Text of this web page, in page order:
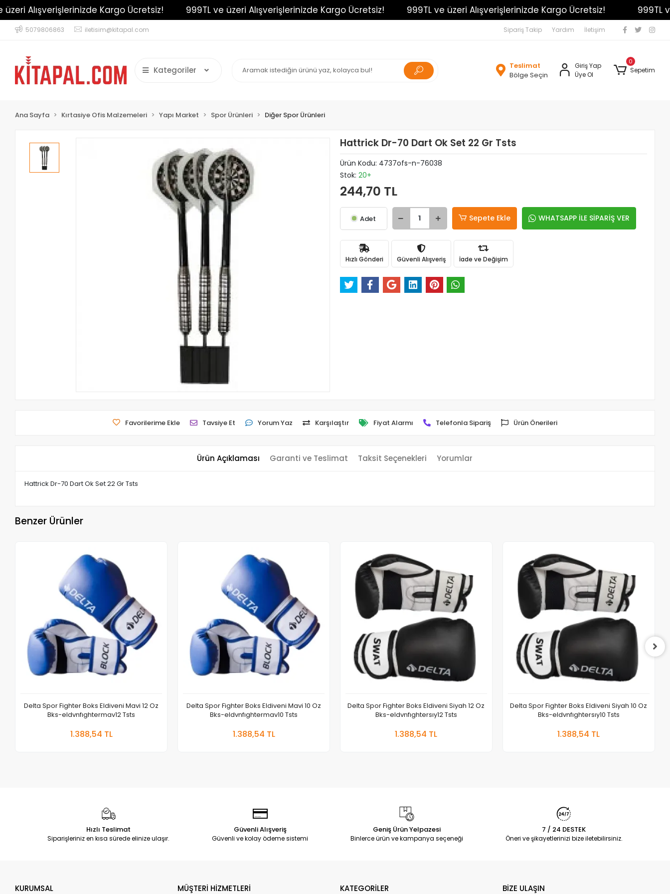
Alışverişlerinizde Kargo Ücretsiz! 999TL ve üzeri Alışverişlerinizde Kargo Ücretsiz! 999TL ve üzeri Alışverişlerinizde Kargo Ücretsiz! 999TL ve
5079806863 iletisim@kitapal.com Sipariş Takip Yardım İletişim
Kategoriler
Teslimat
Bölge Seçin
Giriş Yap
Üye Ol
0
Sepetim
Ana Sayfa Kırtasiye Ofis Malzemeleri Yapı Market Spor Ürünleri Diğer Spor Ürünleri
Hattrick Dr-70 Dart Ok Set 22 Gr Tsts
Ürün Kodu: 4737ofs-n-76038
Stok: 20+
244,70 TL
Adet Sepete Ekle WHATSAPP İLE SİPARİŞ VER
Hızlı Gönderi Güvenli Alışveriş İade ve Değişim
Favorilerime Ekle Tavsiye Et Yorum Yaz Karşılaştır Fiyat Alarmı Telefonla Sipariş Ürün Önerileri
Ürün Açıklaması Garanti ve Teslimat Taksit Seçenekleri Yorumlar
Hattrick Dr-70 Dart Ok Set 22 Gr Tsts
Benzer Ürünler
Delta Spor Fighter Boks Eldiveni Mavi 12 Oz
Bks-eldvnfıghtermav12 Tsts
1.388,54 TL
Delta Spor Fighter Boks Eldiveni Mavi 10 Oz
Bks-eldvnfıghtermav10 Tsts
1.388,54 TL
Delta Spor Fighter Boks Eldiveni Siyah 12 Oz
Bks-eldvnfıghtersıy12 Tsts
1.388,54 TL
Delta Spor Fighter Boks Eldiveni Siyah 10 Oz
Bks-eldvnfıghtersıy10 Tsts
1.388,54 TL
Hızlı Teslimat
Siparişleriniz en kısa sürede elinize ulaşır.
Güvenli Alışveriş
Güvenli ve kolay ödeme sistemi
Geniş Ürün Yelpazesi
Binlerce ürün ve kampanya seçeneği
7 / 24 DESTEK
Öneri ve şikayetlerinizi bize iletebilirsiniz.
KURUMSAL MÜŞTERİ HİZMETLERİ KATEGORİLER BİZE ULAŞIN